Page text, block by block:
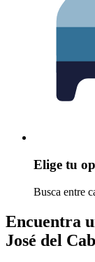
Elige tu
Busca entre
Encuentra
José del